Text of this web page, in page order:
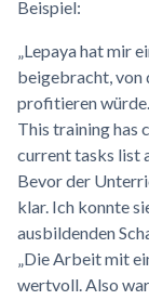
Beispiel:
„Lepaya hat mir
beigebracht, von
profitieren
This training has
current tasks list
Bevor der
klar. Ich konnte
ausbildenden
„Die Arbeit mit
wertvoll. Also